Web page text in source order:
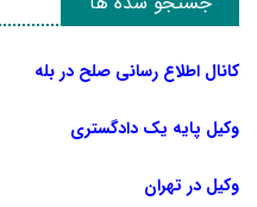
کانال اطلاع رسانی صلح در بله
وکیل پایه یک دادگستری
وکیل در تهران